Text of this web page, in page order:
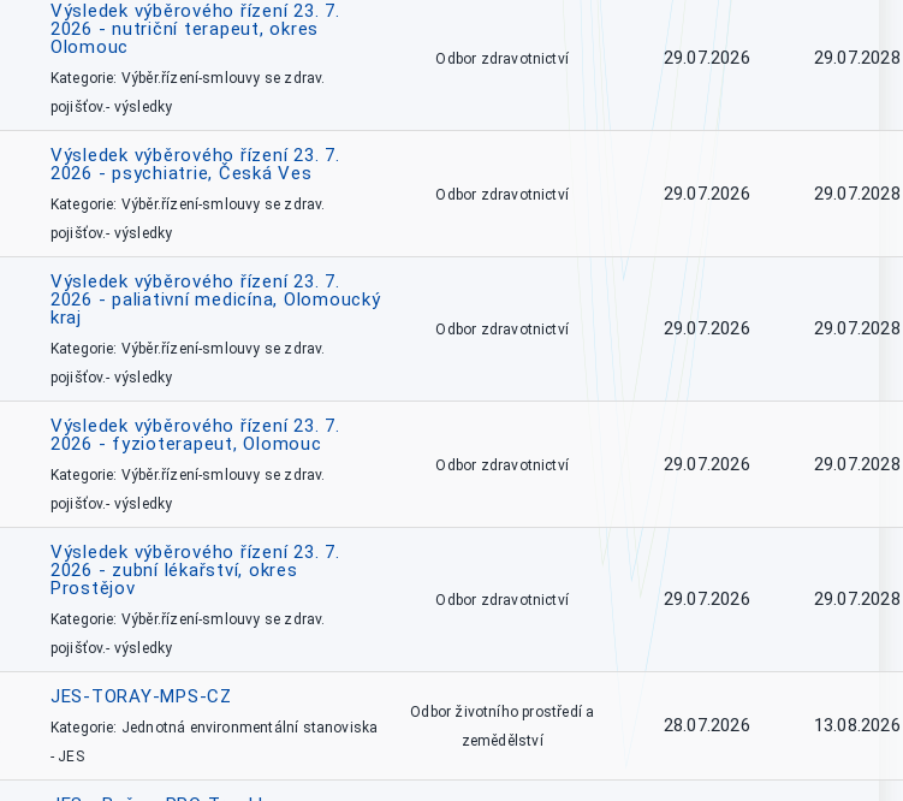
Výsledek výběrového řízení 23. 7.
2026 - nutriční terapeut, okres
Olomouc
Kategorie: Výběr.řízení-smlouvy se zdrav.
pojišťov.- výsledky
Odbor zdravotnictví 29.07.2026 29.07.2028
Výsledek výběrového řízení 23. 7.
2026 - psychiatrie, Česká Ves
Kategorie: Výběr.řízení-smlouvy se zdrav.
pojišťov.- výsledky
Odbor zdravotnictví 29.07.2026 29.07.2028
Výsledek výběrového řízení 23. 7.
2026 - paliativní medicína, Olomoucký
kraj
Kategorie: Výběr.řízení-smlouvy se zdrav.
pojišťov.- výsledky
Odbor zdravotnictví 29.07.2026 29.07.2028
Výsledek výběrového řízení 23. 7.
2026 - fyzioterapeut, Olomouc
Kategorie: Výběr.řízení-smlouvy se zdrav.
pojišťov.- výsledky
Odbor zdravotnictví 29.07.2026 29.07.2028
Výsledek výběrového řízení 23. 7.
2026 - zubní lékařství, okres
Prostějov
Kategorie: Výběr.řízení-smlouvy se zdrav.
pojišťov.- výsledky
Odbor zdravotnictví 29.07.2026 29.07.2028
JES-TORAY-MPS-CZ
Kategorie: Jednotná environmentální stanoviska
- JES
Odbor životního prostředí a
zemědělství
28.07.2026 13.08.2026